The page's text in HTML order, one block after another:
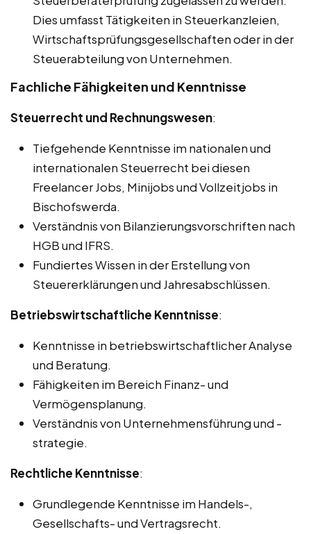
Dies umfasst Tätigkeiten in Steuerkanzleien,
Wirtschaftsprüfungsgesellschaften oder in der
Steuerabteilung von Unternehmen.
Fachliche Fähigkeiten und Kenntnisse
Steuerrecht und Rechnungswesen:
Tiefgehende Kenntnisse im nationalen und
internationalen Steuerrecht bei diesen
Freelancer Jobs, Minijobs und Vollzeitjobs in
Bischofswerda.
Verständnis von Bilanzierungsvorschriften nach
HGB und IFRS.
Fundiertes Wissen in der Erstellung von
Steuererklärungen und Jahresabschlüssen.
Betriebswirtschaftliche Kenntnisse:
Kenntnisse in betriebswirtschaftlicher Analyse
und Beratung.
Fähigkeiten im Bereich Finanz- und
Vermögensplanung.
Verständnis von Unternehmensführung und -
strategie.
Rechtliche Kenntnisse:
Grundlegende Kenntnisse im Handels-,
Gesellschafts- und Vertragsrecht.